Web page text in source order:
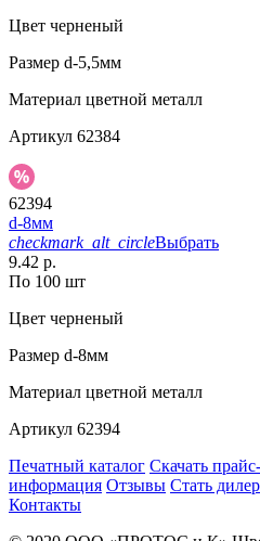
Цвет черненый
Размер d-5,5мм
Материал цветной металл
Артикул 62384
62394
d-8мм
checkmark_alt_circleВыбрать
9.42 р.
По 100 шт
Цвет черненый
Размер d-8мм
Материал цветной металл
Артикул 62394
Печатный каталог Скачать
информация Отзывы Стать
Контакты